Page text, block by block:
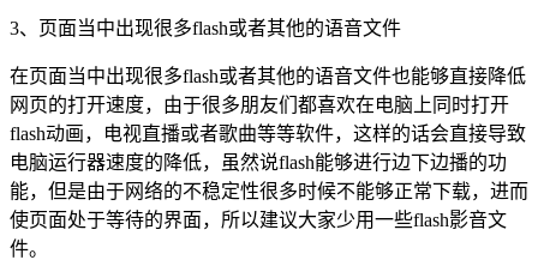
3、页面当中出现很多flash或者其他的语音文件
在页面当中出现很多flash或者其他的语音文件也能够直接降低
网页的打开速度，由于很多朋友们都喜欢在电脑上同时打开
flash动画，电视直播或者歌曲等等软件，这样的话会直接导致
电脑运行器速度的降低，虽然说flash能够进行边下边播的功
能，但是由于网络的不稳定性很多时候不能够正常下载，进而
使页面处于等待的界面，所以建议大家少用一些flash影音文
件。